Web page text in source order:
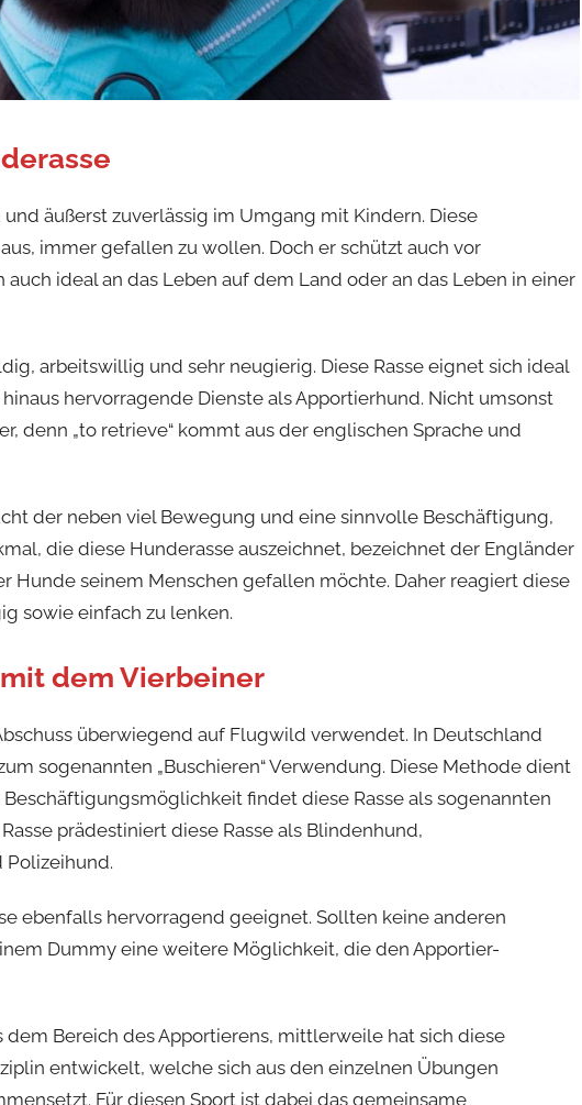
äußerst zuverlässig im Umgang mit Kindern. Diese
immer gefallen zu wollen. Doch er schützt auch vor
ideal an das Leben auf dem Land oder an das Leben in einer
arbeitswillig und sehr neugierig. Diese Rasse eignet sich ideal
hervorragende Dienste als Apportierhund. Nicht umsonst
denn „to retrieve“ kommt aus der englischen Sprache und
der neben viel Bewegung und eine sinnvolle Beschäftigung,
die diese Hunderasse auszeichnet, bezeichnet der Engländer
Hunde seinem Menschen gefallen möchte. Daher reagiert diese
sowie einfach zu lenken.
dem Vierbeiner
überwiegend auf Flugwild verwendet. In Deutschland
sogenannten „Buschieren“ Verwendung. Diese Methode dient
findet diese Rasse als sogenannten
prädestiniert diese Rasse als Blindenhund,
ebenfalls hervorragend geeignet. Sollten keine anderen
Dummy eine weitere Möglichkeit, die den Apportier-
dem Bereich des Apportierens, mittlerweile hat sich diese
entwickelt, welche sich aus den einzelnen Übungen
Für diesen Sport ist dabei das gemeinsame